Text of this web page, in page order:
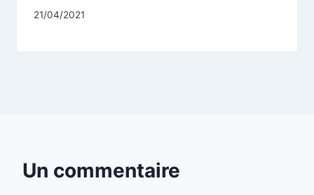
Par
21/04/2021
Un commentaire